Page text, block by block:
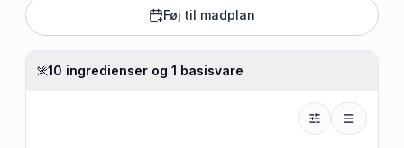
Føj til madplan
10 ingredienser og 1 basisvare